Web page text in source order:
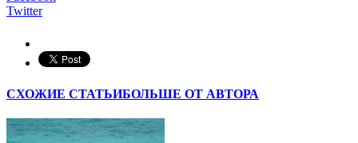
Twitter
СХОЖИЕ СТАТЬИБОЛЬШЕ ОТ АВТОРА